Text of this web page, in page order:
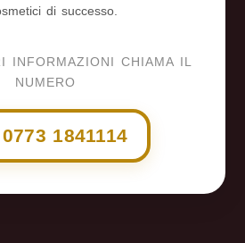
di successo.
INFORMAZIONI CHIAMA IL
NUMERO
1841114